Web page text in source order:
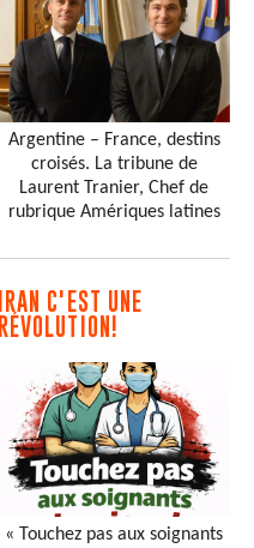
Argentine – France, destins
croisés. La tribune de
Laurent Tranier, Chef de
rubrique Amériques latines
IRAN C'EST UNE
RÉVOLUTION!
« Touchez pas aux soignants